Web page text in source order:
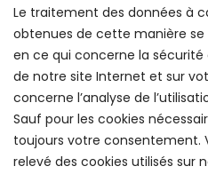
Le traitement des données à
obtenues de cette manière se
en ce qui concerne la
de notre site Internet et sur
concerne l’analyse de
Sauf pour les cookies
toujours votre consentement.
relevé des cookies utilisés sur